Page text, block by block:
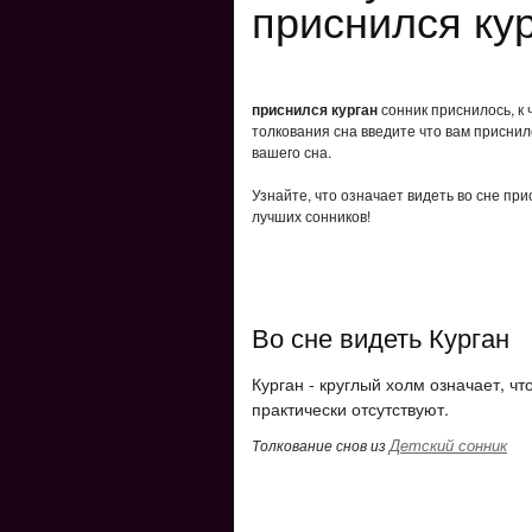
приснился
приснился кургансонник приснилось,
толкования сна введите что вам
вашего сна.
Узнайте, что означает видеть во сне
лучших сонников!
Во сне видеть Курган
Курган - круглый холм означает,
практически отсутствуют.
Толкование снов изДетский сонник